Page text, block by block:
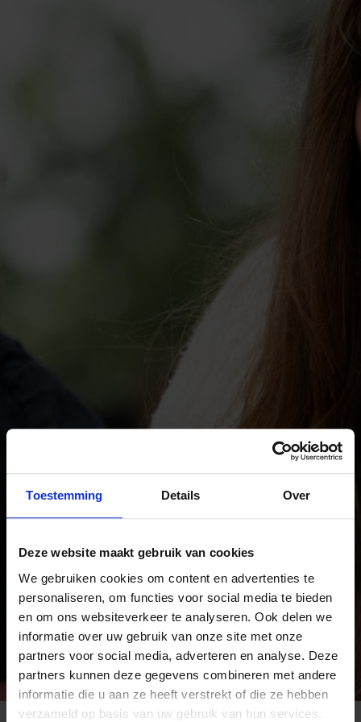
Toestemming Details Over
Deze website maakt gebruik van cookies
We gebruiken cookies om content en advertenties te
personaliseren, om functies voor social media te bieden
en om ons websiteverkeer te analyseren. Ook delen we
informatie over uw gebruik van onze site met onze
partners voor social media, adverteren en analyse. Deze
partners kunnen deze gegevens combineren met andere
informatie die u aan ze heeft verstrekt of die ze hebben
verzameld op basis van uw gebruik van hun services.